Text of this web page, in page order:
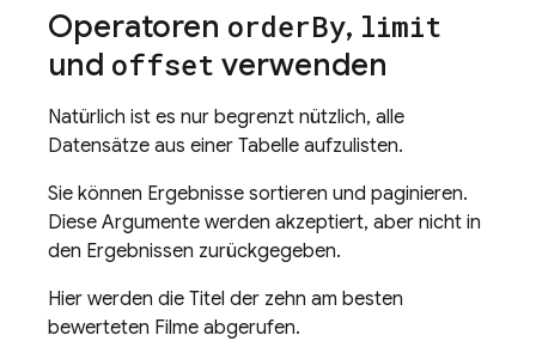
Operatoren orderBy, limit
und offset verwenden
Natürlich ist es nur begrenzt nützlich, alle
Datensätze aus einer Tabelle aufzulisten.
Sie können Ergebnisse sortieren und paginieren.
Diese Argumente werden akzeptiert, aber nicht in
den Ergebnissen zurückgegeben.
Hier werden die Titel der zehn am besten
bewerteten Filme abgerufen.